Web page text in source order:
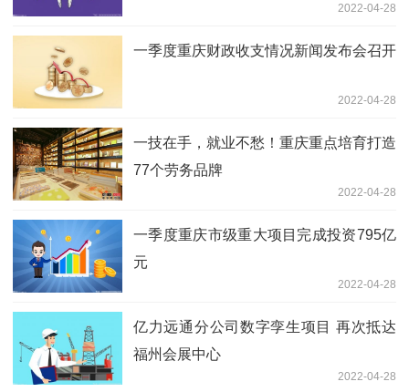
2022-04-28
一季度重庆财政收支情况新闻发布会召开
2022-04-28
一技在手，就业不愁！重庆重点培育打造
77个劳务品牌
2022-04-28
一季度重庆市级重大项目完成投资795亿
元
2022-04-28
亿力远通分公司数字孪生项目 再次抵达
福州会展中心
2022-04-28